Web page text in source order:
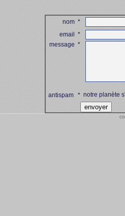
nom*
email*
message*
antispam *notre planète